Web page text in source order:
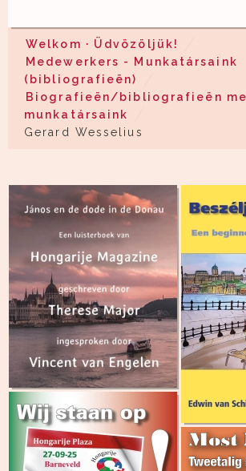
Welkom · Üdvözöljük!
Medewerkers - Munkatársaink
(bibliografieën)
Biografieën/bibliografieën
munkatársaink
Gerard Wesselius